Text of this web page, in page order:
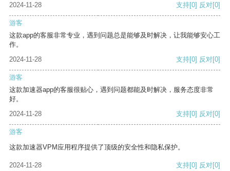
2024-11-28
支持[0] 反对[0]
游客
这款app的客服非常专业，遇到问题总是能够及时解决，让我能够安心工
作。
2024-11-28
支持[0] 反对[0]
游客
这款加速器app的客服很贴心，遇到问题都能及时解决，服务态度非常
好。
2024-11-28
支持[0] 反对[0]
游客
这款加速器VPM应用程序提供了顶级的安全性和隐私保护。
2024-11-28 支持[0] 反对[0]